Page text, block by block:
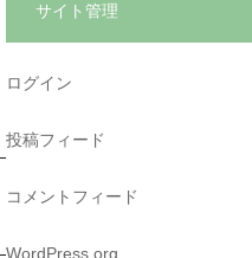
サイト管理
ログイン
投稿フィード
コメントフィード
WordPress.org